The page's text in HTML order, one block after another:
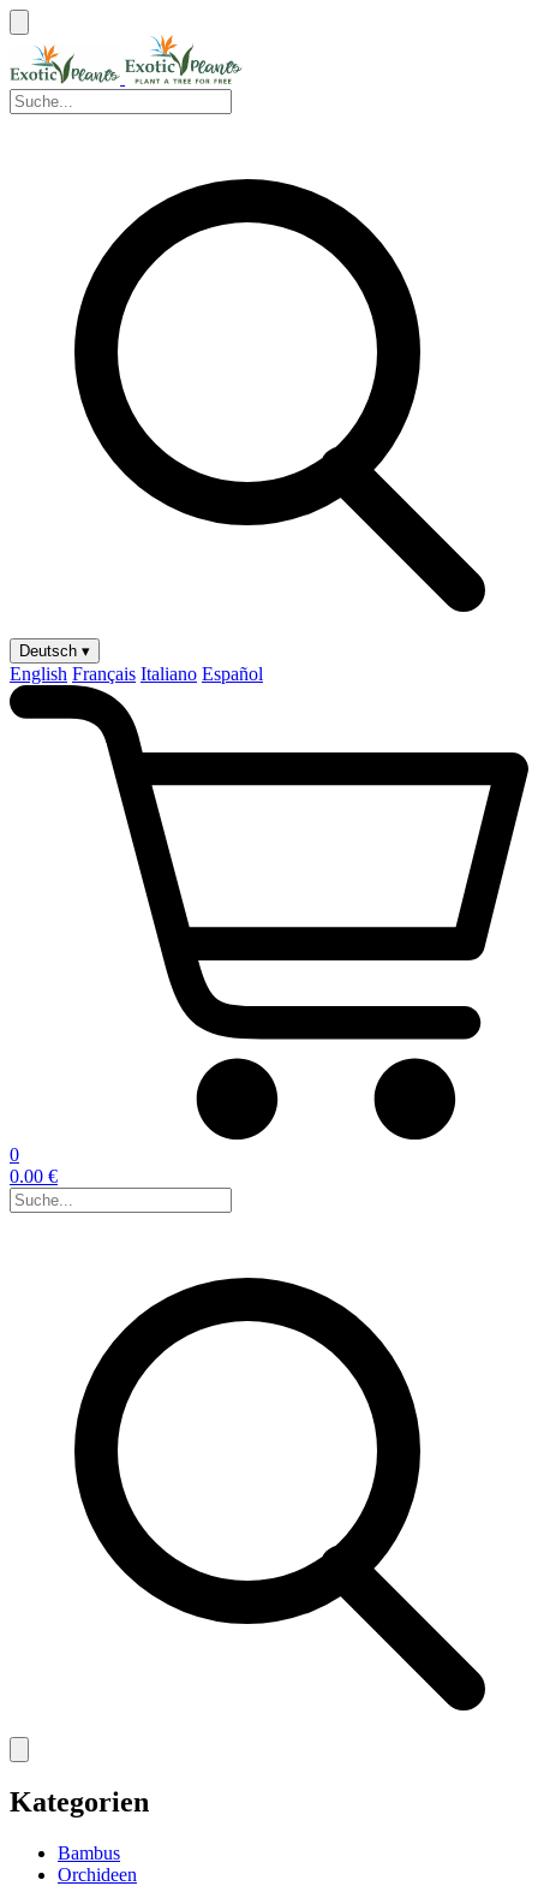
Deutsch ▾
English Français Italiano Español
0
0.00 €
Kategorien
Bambus
Orchideen